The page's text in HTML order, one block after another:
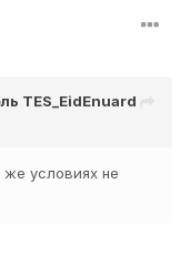
TES_EidEnuard
условиях не